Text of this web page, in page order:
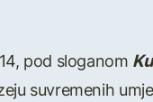
pod sloganom
suvremenih